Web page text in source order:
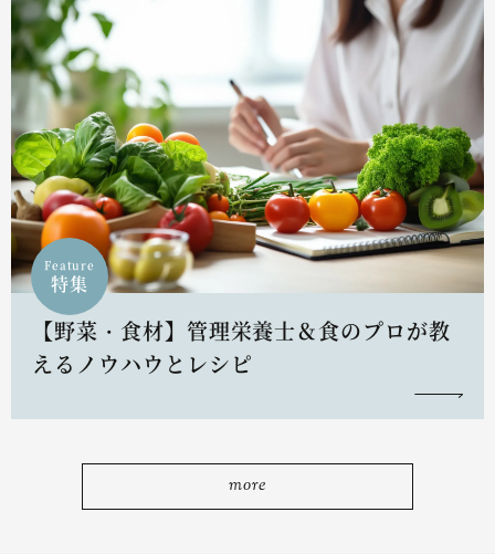
Feature
特集
【野菜・食材】管理栄養士＆食のプロが教
えるノウハウとレシピ
more